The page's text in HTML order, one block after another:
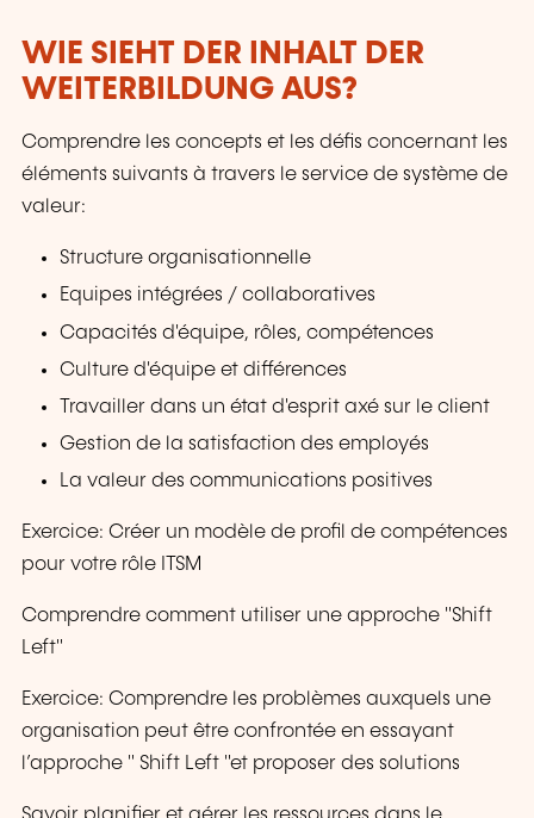
WIE SIEHT DER INHALT DER
WEITERBILDUNG AUS?
Comprendre les concepts et les défis concernant les
éléments suivants à travers le service de système de
valeur:
Structure organisationnelle
Equipes intégrées / collaboratives
Capacités d'équipe, rôles, compétences
Culture d'équipe et différences
Travailler dans un état d'esprit axé sur le client
Gestion de la satisfaction des employés
La valeur des communications positives
Exercice: Créer un modèle de profil de compétences
pour votre rôle ITSM
Comprendre comment utiliser une approche "Shift
Left"
Exercice: Comprendre les problèmes auxquels une
organisation peut être confrontée en essayant
l’approche " Shift Left "et proposer des solutions